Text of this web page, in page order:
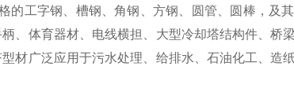
的工字钢、槽钢、角钢、方钢、圆管、圆棒，及
、体育器材、电线横担、大型冷却塔结构件、桥
材广泛应用于污水处理、给排水、石油化工、造